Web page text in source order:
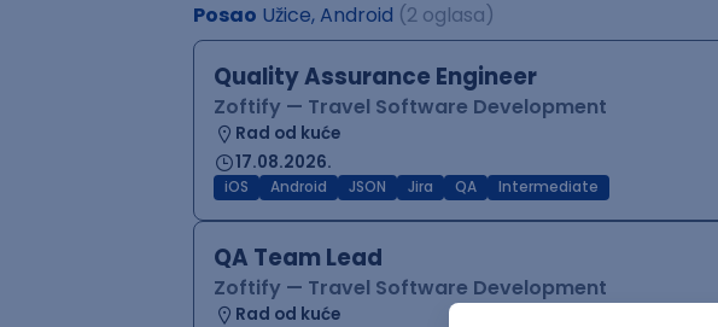
Posao Užice, Android (2 oglasa)
Quality Assurance Engineer
Zoftify — Travel Software Development
Rad od kuće
17.08.2026.
iOS Android JSON Jira QA Intermediate
QA Team Lead
Zoftify — Travel Software Development
Rad od kuće